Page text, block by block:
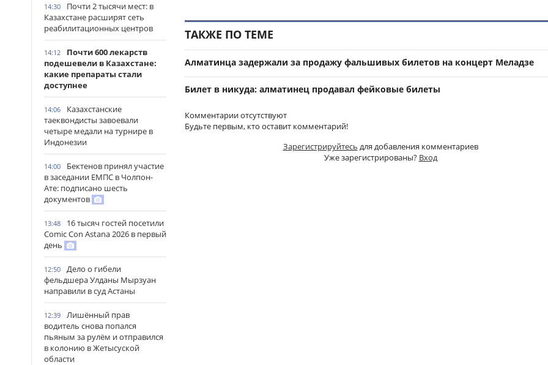
14:30
Почти 2 тысячи мест: в
Казахстане расширят сеть
реабилитационных центров
14:12
Почти 600 лекарств
подешевели в Казахстане:
какие препараты стали
доступнее
14:06
Казахстанские
таеквондисты завоевали
четыре медали на турнире в
Индонезии
14:00
Бектенов принял участие
в заседании ЕМПС в Чолпон-
Ате: подписано шесть
документов
13:48
16 тысяч гостей посетили
Comic Con Astana 2026 в первый
день
12:50
Дело о гибели
фельдшера Улданы Мырзуан
направили в суд Астаны
12:39
Лишённый прав
водитель снова попался
пьяным за рулём и отправился
в колонию в Жетысуской
области
ТАКЖЕ ПО ТЕМЕ
Алматинца задержали за продажу фальшивых билетов на концерт Меладзе
Билет в никуда: алматинец продавал фейковые билеты
Комментарии отсутствуют
Будьте первым, кто оставит комментарий!
Зарегистрируйтесь для добавления комментариев
Уже зарегистрированы? Вход